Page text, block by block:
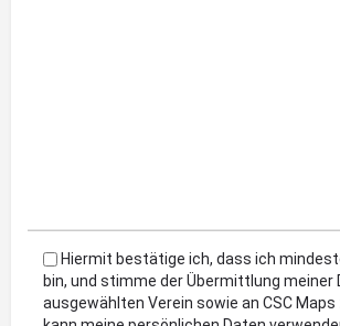
Hiermit bestätige ich, dass ich
bin, und stimme der Übermittlung meiner
ausgewählten Verein sowie an CSC Maps